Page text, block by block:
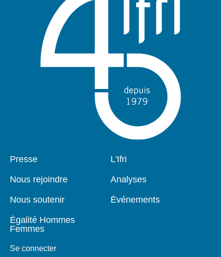
Pied
Presse
Nous rejoindre
Nous soutenir
Égalité Hommes
Femmes
Se connecter
Navigation
L'Ifri
Analyses
Événements